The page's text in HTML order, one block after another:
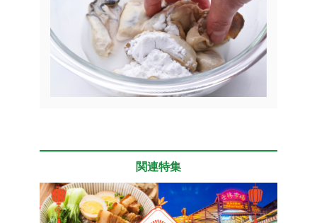
関連特集